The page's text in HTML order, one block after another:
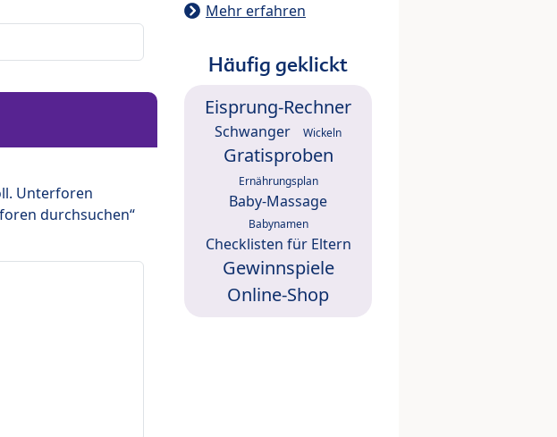
Unterforen
durchsuchen“
Mehr erfahren
Häufig geklickt
Eisprung-Rechner
Schwanger Wickeln
Gratisproben
Ernährungsplan
Baby-Massage
Babynamen
Checklisten für Eltern
Gewinnspiele
Online-Shop